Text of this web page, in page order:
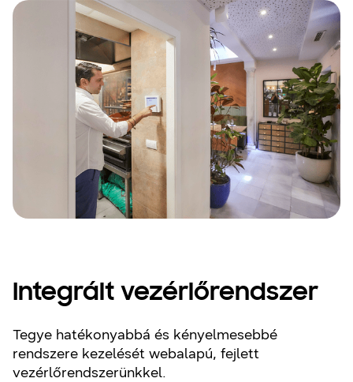
Integrált vezérlőrendszer
Tegye hatékonyabbá és kényelmesebbé
rendszere kezelését webalapú, fejlett
vezérlőrendszerünkkel.